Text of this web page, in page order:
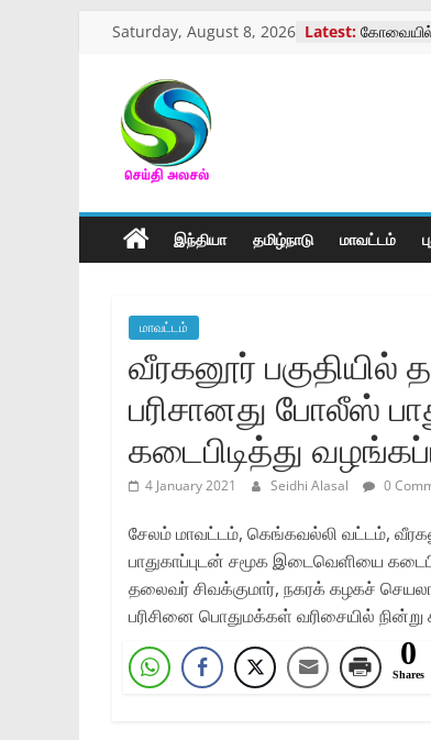
Saturday, August 8, 2026 Latest: கோவையில்
கோவையில்
செய்திஅலசல்
l
Seidhialasal
Tamil
Online
NewsPaper
இந்தியா தமிழ்நாடு மாவட்டம்
மாவட்டம்
வீரகனூர் பகுதியில்
பரிசானது போலீஸ்
கடைபிடித்து
4 January 2021 Seidhi Alasal 0
சேலம் மாவட்டம், கெங்கவல்லி வட்டம்,
பாதுகாப்புடன் சமூக இடைவெளியை
தலைவர் சிவக்குமார், நகரக் கழகச்
பரிசினை பொதுமக்கள் வரிசையில்
0
Shares